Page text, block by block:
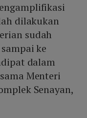
dilakukan
sudah
ke
dalam
Menteri
Senayan,